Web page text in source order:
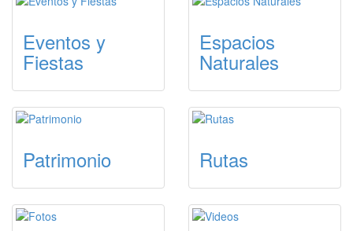
Eventos y
Fiestas
Espacios
Naturales
Patrimonio Rutas